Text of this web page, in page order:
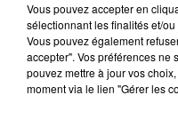
Musique
Vous pouvez accepter en
sélectionnant les finalités et/
Vous pouvez également
accepter". Vos préférences ne
pouvez mettre à jour vos
moment via le lien "Gérer les